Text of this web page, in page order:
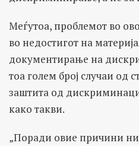
Меѓутоа, проблемот во
во недостигот на
документирање на
тоа голем број случаи од
заштита од
како такви.
„Поради овие причини